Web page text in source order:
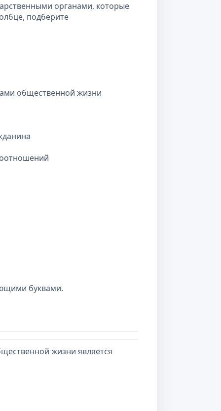
органами, которые
подберите
общественной жизни
буквами.
жизни является